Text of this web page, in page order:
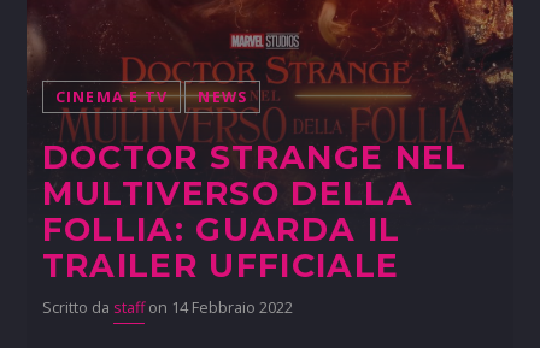
CINEMA E TV NEWS
DOCTOR STRANGE NEL
MULTIVERSO DELLA
FOLLIA: GUARDA IL
TRAILER UFFICIALE
Scritto da staffon 14 Febbraio 2022